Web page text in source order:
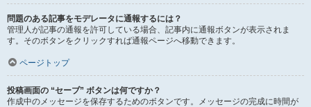
問題のある記事をモデレータに通報するには？
管理人が記事の通報を許可している場合、記事内に通報ボタンが表示されま
す。そのボタンをクリックすれば通報ページへ移動できます。
ページトップ
投稿画面の “セーブ” ボタンは何ですか？
作成中のメッセージを保存するためのボタンです。メッセージの完成に時間が